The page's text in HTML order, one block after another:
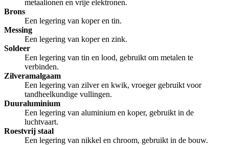
metaalionen en vrije elektronen.
Brons
Een legering van koper en tin.
Messing
Een legering van koper en zink.
Soldeer
Een legering van tin en lood, gebruikt om metalen te
verbinden.
Zilveramalgaam
Een legering van zilver en kwik, vroeger gebruikt voor
tandheelkundige vullingen.
Duuraluminium
Een legering van aluminium en koper, gebruikt in de
luchtvaart.
Roestvrij staal
Een legering van nikkel en chroom, gebruikt in de bouw.